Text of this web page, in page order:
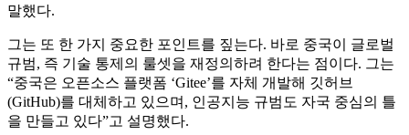
말했다.
그는 또 한 가지 중요한 포인트를 짚는다. 바로 중국이 글로벌
규범, 즉 기술 통제의 룰셋을 재정의하려 한다는 점이다. 그는
“중국은 오픈소스 플랫폼 ‘Gitee’를 자체 개발해 깃허브
(GitHub)를 대체하고 있으며, 인공지능 규범도 자국 중심의 틀
을 만들고 있다”고 설명했다.